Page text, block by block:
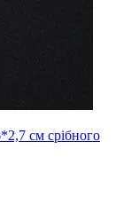
см срібного